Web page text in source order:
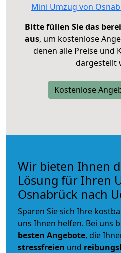
Mini Umzug von
Bitte füllen Sie das
aus, um kostenlose
denen alle Preise und
dargestellt
Kostenlose
Wir bieten Ihnen
Lösung für Ihren
Osnabrück nach
Sparen Sie sich Ihre
uns Ihnen helfen. Bei uns
besten Angebote, die
stressfreien und